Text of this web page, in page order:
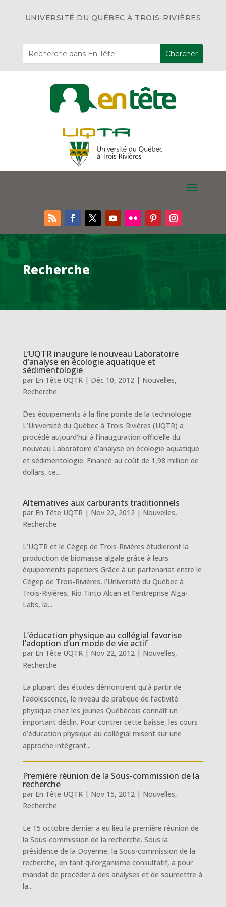
UNIVERSITÉ DU QUÉBEC À TROIS-RIVIÈRES
Recherche
L’UQTR inaugure le nouveau Laboratoire
d’analyse en écologie aquatique et
sédimentologie
par En Tête UQTR| Déc 10, 2012| Nouvelles,
Recherche
Des équipements à la fine pointe de la technologie
L’Université du Québec à Trois-Rivières (UQTR) a
procédé aujourd’hui à l’inauguration officielle du
nouveau Laboratoire d’analyse en écologie aquatique
et sédimentologie. Financé au coût de 1,98 million de
dollars, ce...
Alternatives aux carburants traditionnels
par En Tête UQTR| Nov 22, 2012| Nouvelles,
Recherche
L’UQTR et le Cégep de Trois-Rivières étudieront la
production de biomasse algale grâce à leurs
équipements papetiers Grâce à un partenariat entre le
Cégep de Trois‑Rivières, l’Université du Québec à
Trois-Rivières, Rio Tinto Alcan et l’entreprise Alga-
Labs, la...
L’éducation physique au collégial favorise
l’adoption d’un mode de vie actif
par En Tête UQTR| Nov 22, 2012| Nouvelles,
Recherche
La plupart des études démontrent qu’à partir de
l’adolescence, le niveau de pratique de l’activité
physique chez les jeunes Québécois connaît un
important déclin. Pour contrer cette baisse, les cours
d’éducation physique au collégial misent sur une
approche intégrant...
Première réunion de la Sous-commission de la
recherche
par En Tête UQTR| Nov 15, 2012| Nouvelles,
Recherche
Le 15 octobre dernier a eu lieu la première réunion de
la Sous-commission de la recherche. Sous la
présidence de la Doyenne, la Sous-commission de la
recherche, en tant qu’organisme consultatif, a pour
mandat de procéder à des analyses et de soumettre à
la...